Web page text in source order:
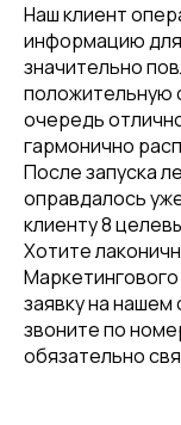
Наш клиент
информацию для
значительно
положительную
очередь
гармонично
После запуска
оправдалось
клиенту 8
Хотите
заявку на нашем
звоните по
обязательно